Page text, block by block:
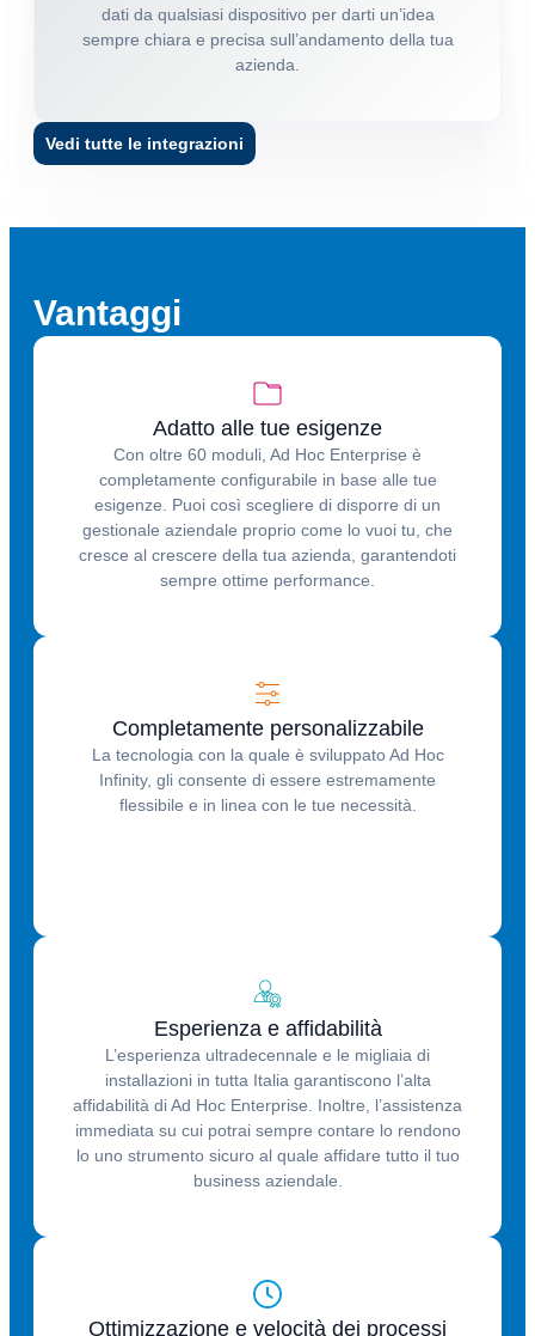
dati da qualsiasi dispositivo per darti un’idea
sempre chiara e precisa sull’andamento della tua
azienda.
Vedi tutte le integrazioni
Vantaggi
Adatto alle tue esigenze
Con oltre 60 moduli, Ad Hoc Enterprise è
completamente configurabile in base alle tue
esigenze. Puoi così scegliere di disporre di un
gestionale aziendale proprio come lo vuoi tu, che
cresce al crescere della tua azienda, garantendoti
sempre ottime performance.
Completamente personalizzabile
La tecnologia con la quale è sviluppato Ad Hoc
Infinity, gli consente di essere estremamente
flessibile e in linea con le tue necessità.
Esperienza e affidabilità
L’esperienza ultradecennale e le migliaia di
installazioni in tutta Italia garantiscono l’alta
affidabilità di Ad Hoc Enterprise. Inoltre, l’assistenza
immediata su cui potrai sempre contare lo rendono
lo uno strumento sicuro al quale affidare tutto il tuo
business aziendale.
Ottimizzazione e velocità dei processi